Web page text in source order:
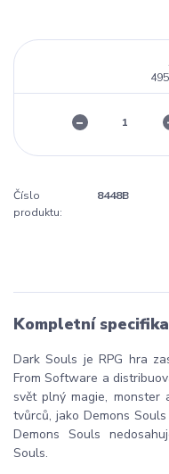
Číslo
produktu:
8448B
Kompletní
Dark Souls je RPG hra
From Software a
svět plný magie, monster
tvůrců, jako Demons
Demons Souls
Souls.